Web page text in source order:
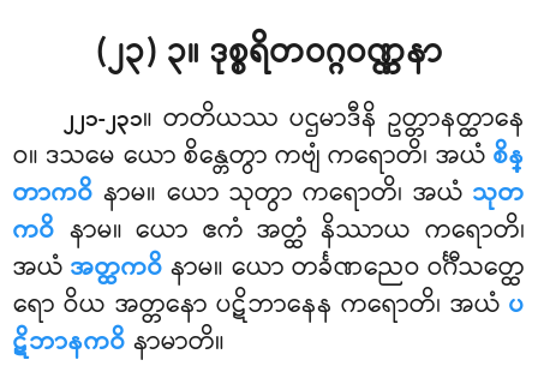
(၂၃) ၃။ ဒုစ္စရိတဝဂ္ဂဝဏ္ဏနာ
၂၂၁-၂၃၁။ တတိယဿ ပဌမာဒီနိ ဥတ္တာနတ္ထာနေ
ဝ။ ဒသမေ ယော စိန္တေတွာ ကဗျံ ကရောတိ၊ အယံစိန္
တာကဝိ နာမ။ ယော သုတွာ ကရောတိ၊ အယံ သုတ
ကဝိ နာမ။ ယော ဧကံ အတ္ထံ နိဿာယ ကရောတိ၊
အယံအတ္ထကဝိနာမ။ ယော တင်္ခဏညေဝ ဝင်္ဂီသတ္ထေ
ရော ဝိယ အတ္တနော ပဋိဘာနေန ကရောတိ၊ အယံ ပ
ဋိဘာနကဝိနာမာတိ။